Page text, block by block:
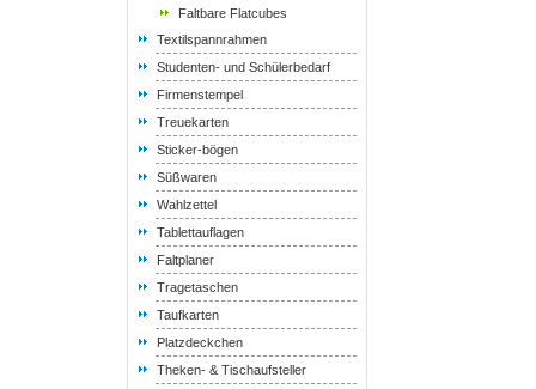
Faltbare Flatcubes
Textilspannrahmen
Studenten- und Schülerbedarf
Firmenstempel
Treuekarten
Sticker-bögen
Süßwaren
Wahlzettel
Tablettauflagen
Faltplaner
Tragetaschen
Taufkarten
Platzdeckchen
Theken- & Tischaufsteller